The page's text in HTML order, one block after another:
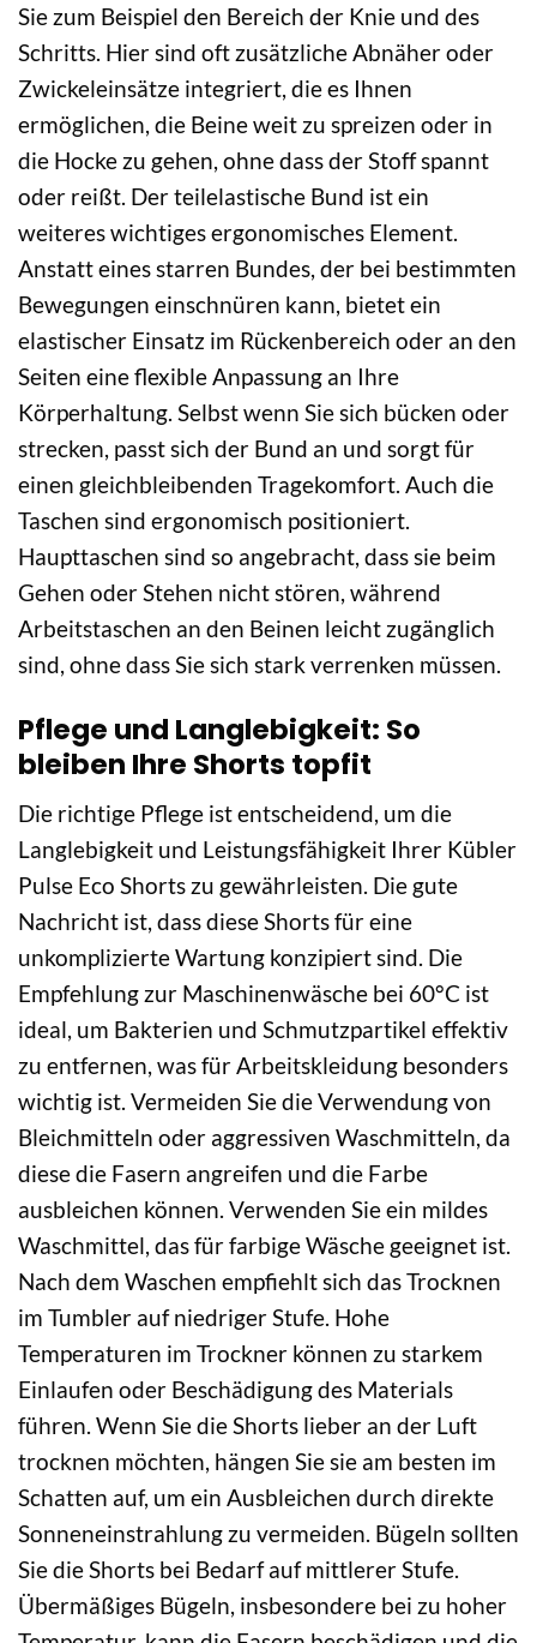
Sie zum Beispiel den Bereich der Knie und des
Schritts. Hier sind oft zusätzliche Abnäher oder
Zwickeleinsätze integriert, die es Ihnen
ermöglichen, die Beine weit zu spreizen oder in
die Hocke zu gehen, ohne dass der Stoff spannt
oder reißt. Der teilelastische Bund ist ein
weiteres wichtiges ergonomisches Element.
Anstatt eines starren Bundes, der bei bestimmten
Bewegungen einschnüren kann, bietet ein
elastischer Einsatz im Rückenbereich oder an den
Seiten eine flexible Anpassung an Ihre
Körperhaltung. Selbst wenn Sie sich bücken oder
strecken, passt sich der Bund an und sorgt für
einen gleichbleibenden Tragekomfort. Auch die
Taschen sind ergonomisch positioniert.
Haupttaschen sind so angebracht, dass sie beim
Gehen oder Stehen nicht stören, während
Arbeitstaschen an den Beinen leicht zugänglich
sind, ohne dass Sie sich stark verrenken müssen.
Pflege und Langlebigkeit: So
bleiben Ihre Shorts topfit
Die richtige Pflege ist entscheidend, um die
Langlebigkeit und Leistungsfähigkeit Ihrer Kübler
Pulse Eco Shorts zu gewährleisten. Die gute
Nachricht ist, dass diese Shorts für eine
unkomplizierte Wartung konzipiert sind. Die
Empfehlung zur Maschinenwäsche bei 60°C ist
ideal, um Bakterien und Schmutzpartikel effektiv
zu entfernen, was für Arbeitskleidung besonders
wichtig ist. Vermeiden Sie die Verwendung von
Bleichmitteln oder aggressiven Waschmitteln, da
diese die Fasern angreifen und die Farbe
ausbleichen können. Verwenden Sie ein mildes
Waschmittel, das für farbige Wäsche geeignet ist.
Nach dem Waschen empfiehlt sich das Trocknen
im Tumbler auf niedriger Stufe. Hohe
Temperaturen im Trockner können zu starkem
Einlaufen oder Beschädigung des Materials
führen. Wenn Sie die Shorts lieber an der Luft
trocknen möchten, hängen Sie sie am besten im
Schatten auf, um ein Ausbleichen durch direkte
Sonneneinstrahlung zu vermeiden. Bügeln sollten
Sie die Shorts bei Bedarf auf mittlerer Stufe.
Übermäßiges Bügeln, insbesondere bei zu hoher